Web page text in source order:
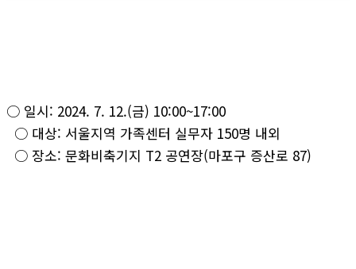
○ 일시: 2024. 7. 12.(금) 10:00~17:00
○ 대상: 서울지역 가족센터 실무자 150명 내외
○ 장소: 문화비축기지 T2 공연장(마포구 증산로 87)